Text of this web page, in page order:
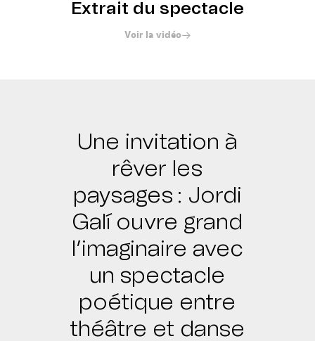
Extrait du spectacle
Voir la vidéo
Une invitation à
rêver les
paysages : Jordi
Galí ouvre grand
l’imaginaire avec
un spectacle
poétique entre
théâtre et danse